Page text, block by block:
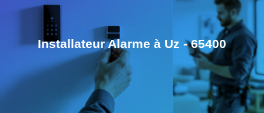
Installateur Alarme à Uz - 65400